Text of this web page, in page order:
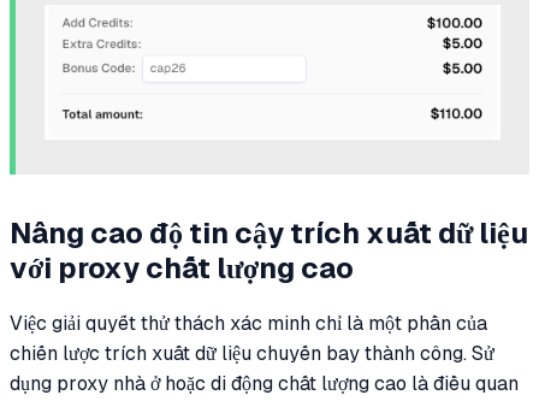
Nâng cao độ tin cậy trích xuất dữ liệu
với proxy chất lượng cao
Việc giải quyết thử thách xác minh chỉ là một phần của
chiến lược trích xuất dữ liệu chuyến bay thành công. Sử
dụng proxy nhà ở hoặc di động chất lượng cao là điều quan